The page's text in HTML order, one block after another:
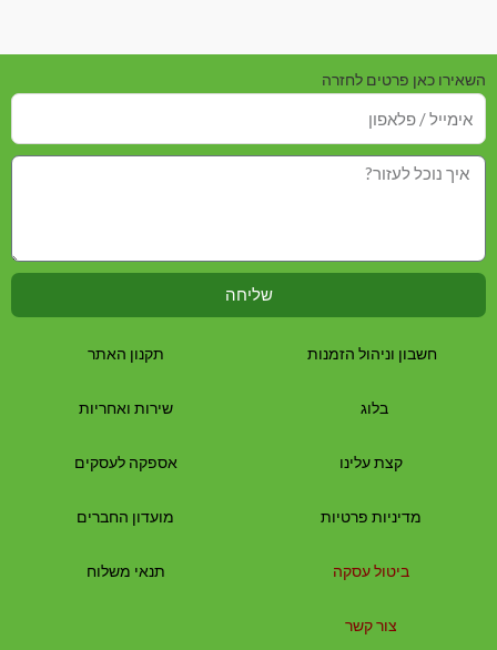
השאירו כאן פרטים לחזרה
שליחה
חשבון וניהול הזמנות
בלוג
קצת עלינו
מדיניות פרטיות
ביטול עסקה
צור קשר
תקנון האתר
שירות ואחריות
אספקה לעסקים
מועדון החברים
תנאי משלוח